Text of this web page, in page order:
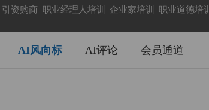
引资购商 职业经理人培训 企业家培训 职业道德培训
AI风向标 AI评论 会员通道